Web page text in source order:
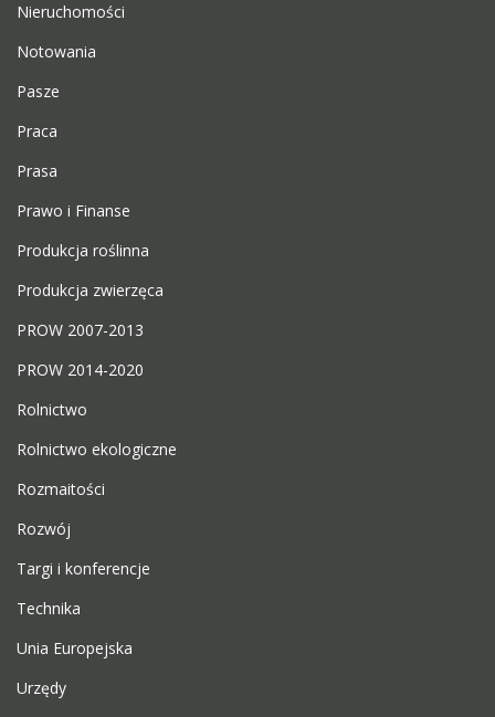
Nieruchomości
Notowania
Pasze
Praca
Prasa
Prawo i Finanse
Produkcja roślinna
Produkcja zwierzęca
PROW 2007-2013
PROW 2014-2020
Rolnictwo
Rolnictwo ekologiczne
Rozmaitości
Rozwój
Targi i konferencje
Technika
Unia Europejska
Urzędy